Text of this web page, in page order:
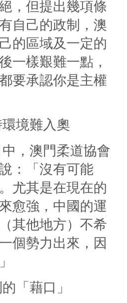
，但提出幾項條
自己的政制，澳
的區域及一定的
一樣艱難一點，
要承認你是主權
境難入奧
，澳門柔道協會
：「沒有可能
尤其是在現在的
愈強，中國的運
其他地方）不希
個勢力出來，因
「藉口」